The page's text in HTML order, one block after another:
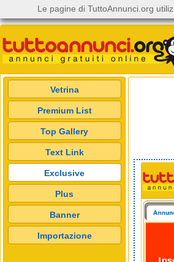
Vetrina
Premium List
Top Gallery
Text Link
Exclusive
Plus
Banner
Importazione
Le pagine di TuttoAnnunci.org